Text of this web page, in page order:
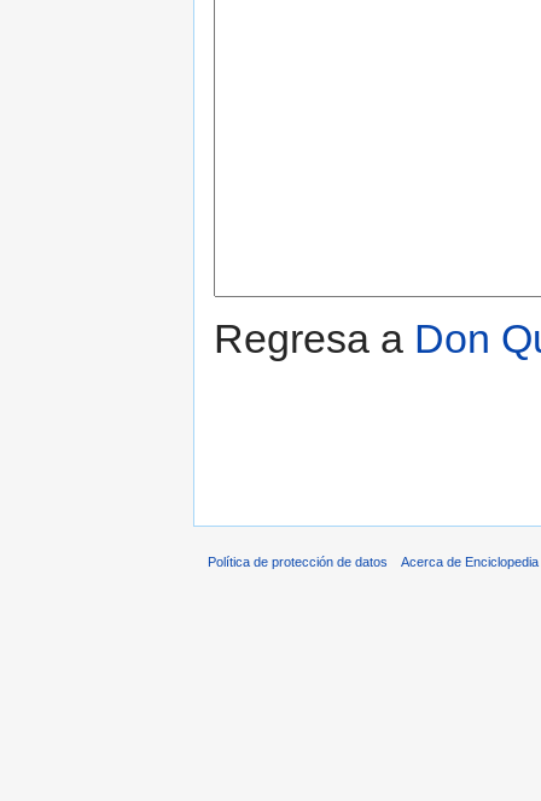
Regresa a Don
Política de protección de datos Acerca de